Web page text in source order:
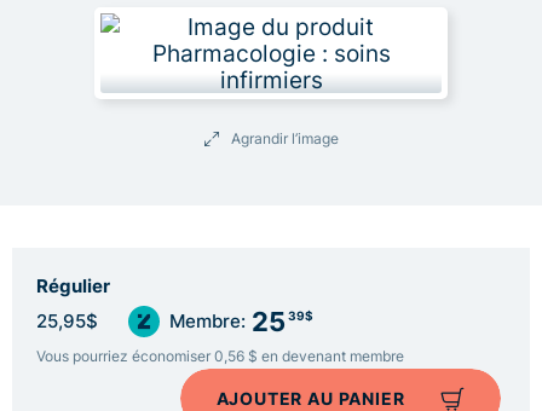
Agrandir l’image
Régulier
25,95$ Membre: 25 39$
Vous pourriez économiser 0,56 $ en devenant membre
AJOUTER AU PANIER